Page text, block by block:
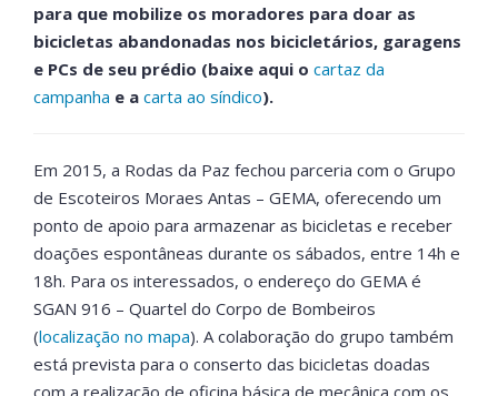
para que mobilize os moradores para doar as
bicicletas abandonadas nos bicicletários, garagens
e PCs de seu prédio (baixe aqui o cartaz da
campanha e a carta ao síndico).
Em 2015, a Rodas da Paz fechou parceria com o Grupo
de Escoteiros Moraes Antas – GEMA, oferecendo um
ponto de apoio para armazenar as bicicletas e receber
doações espontâneas durante os sábados, entre 14h e
18h. Para os interessados, o endereço do GEMA é
SGAN 916 – Quartel do Corpo de Bombeiros
(localização no mapa). A colaboração do grupo também
está prevista para o conserto das bicicletas doadas
com a realização de oficina básica de mecânica com os